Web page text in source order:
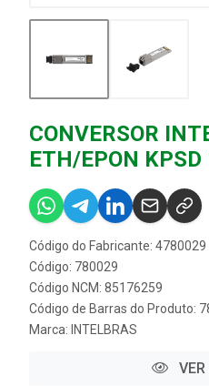
CONVERSOR
ETH/EPON
Código do Fabricante: 4780029
Código: 780029
Código NCM: 85176259
Código de Barras do Produto:
Marca: INTELBRAS
VER